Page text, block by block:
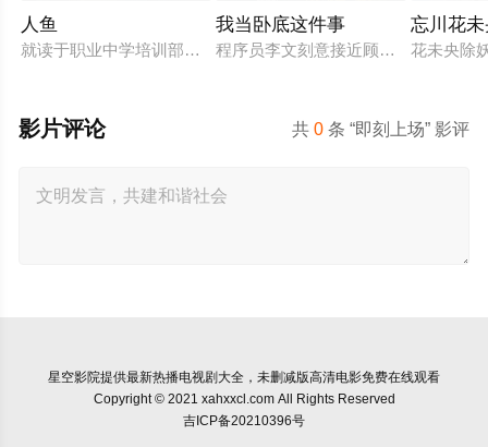
人鱼
就读于职业中学培训部的花季女生苏琳（黄杨钿甜 饰），虽自
我当卧底这件事
程序员李文刻意接近顾婷，利用顾炎
忘川花
花未央除
共0 条 “即刻上场” 影评
影片评论
星空影院提供最新热播电视剧大全，未删减版高清电影免费在线观看
Copyright © 2021 xahxxcl.com All Rights Reserved
吉ICP备20210396号